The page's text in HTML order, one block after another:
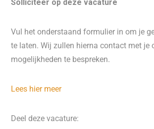
Solliciteer op deze vacature
Vul het onderstaand formulier in om je
te laten. Wij zullen hierna contact met je
mogelijkheden te bespreken.
Lees hier meer
Deel deze vacature: